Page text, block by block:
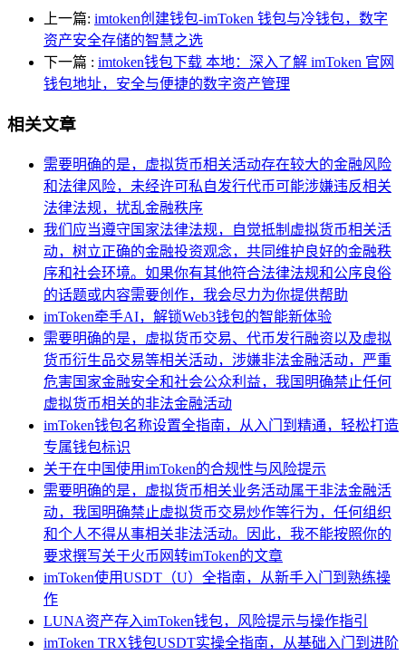
上一篇: imtoken创建钱包-imToken 钱包与冷钱包，数字
资产安全存储的智慧之选
下一篇 : imtoken钱包下载 本地：深入了解 imToken 官网
钱包地址，安全与便捷的数字资产管理
相关文章
需要明确的是，虚拟货币相关活动存在较大的金融风险
和法律风险，未经许可私自发行代币可能涉嫌违反相关
法律法规，扰乱金融秩序
我们应当遵守国家法律法规，自觉抵制虚拟货币相关活
动，树立正确的金融投资观念，共同维护良好的金融秩
序和社会环境。如果你有其他符合法律法规和公序良俗
的话题或内容需要创作，我会尽力为你提供帮助
imToken牵手AI，解锁Web3钱包的智能新体验
需要明确的是，虚拟货币交易、代币发行融资以及虚拟
货币衍生品交易等相关活动，涉嫌非法金融活动，严重
危害国家金融安全和社会公众利益，我国明确禁止任何
虚拟货币相关的非法金融活动
imToken钱包名称设置全指南，从入门到精通，轻松打造
专属钱包标识
关于在中国使用imToken的合规性与风险提示
需要明确的是，虚拟货币相关业务活动属于非法金融活
动，我国明确禁止虚拟货币交易炒作等行为，任何组织
和个人不得从事相关非法活动。因此，我不能按照你的
要求撰写关于火币网转imToken的文章
imToken使用USDT（U）全指南，从新手入门到熟练操
作
LUNA资产存入imToken钱包，风险提示与操作指引
imToken TRX钱包USDT实操全指南，从基础入门到进阶